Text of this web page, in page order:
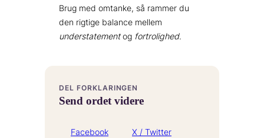
Brug med omtanke, så rammer du
den rigtige balance mellem
understatementog fortrolighed.
DEL FORKLARINGEN
Send ordet videre
Facebook X / Twitter